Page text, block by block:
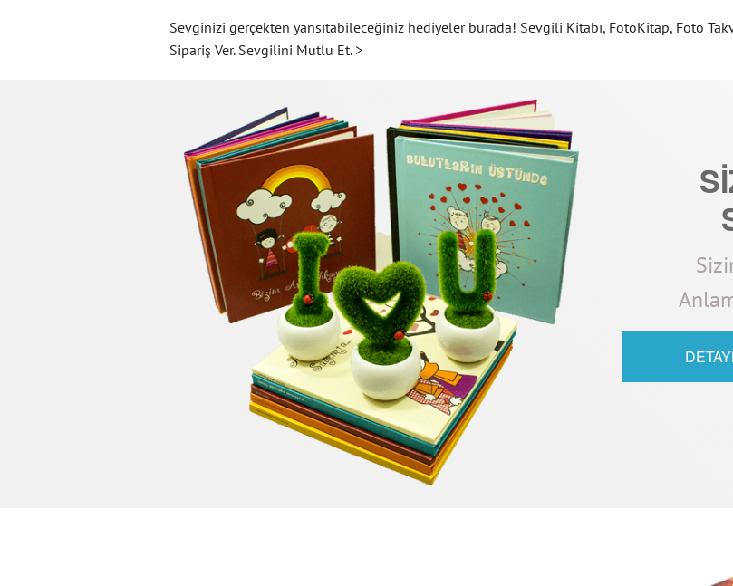
Sevginizi gerçekten yansıtabileceğiniz hediyeler burada! Sevgili Kitabı, FotoKitap, Foto
Sipariş Ver. Sevgilini Mutlu Et. >